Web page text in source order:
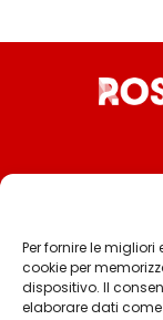
Per fornire le
cookie per
dispositivo. Il
elaborare dati